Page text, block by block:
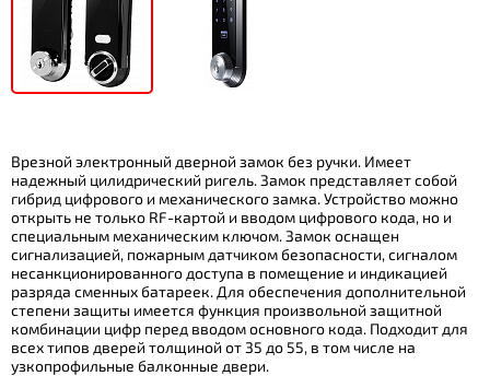
Врезной электронный дверной замок без ручки. Имеет
надежный цилидрический ригель. Замок представляет собой
гибрид цифрового и механического замка. Устройство можно
открыть не только RF-картой и вводом цифрового кода, но и
специальным механическим ключом. Замок оснащен
сигнализацией, пожарным датчиком безопасности, сигналом
несанкционированного доступа в помещение и индикацией
разряда сменных батареек. Для обеспечения дополнительной
степени защиты имеется функция произвольной защитной
комбинации цифр перед вводом основного кода. Подходит для
всех типов дверей толщиной от 35 до 55, в том числе на
узкопрофильные балконные двери.